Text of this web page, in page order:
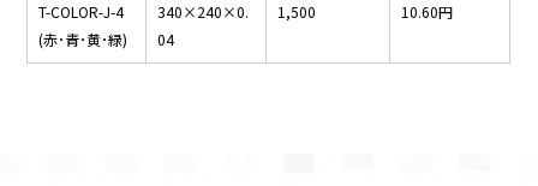
T-COLOR-J-4
(赤･青･黄･緑)
340×240×0.
04
1,500 10.60円